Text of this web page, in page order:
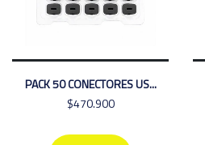
PACK 50 CONECTORES US...
$470.900